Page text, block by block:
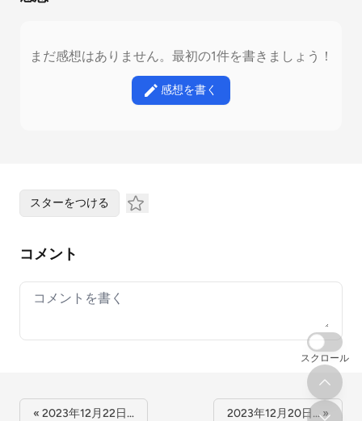
まだ感想はありません。最初の1件を書きましょう！
感想を書く
スターをつける
コメント
Your comment
« 2023年12月22日… 2023年12月20日… »
スクロール